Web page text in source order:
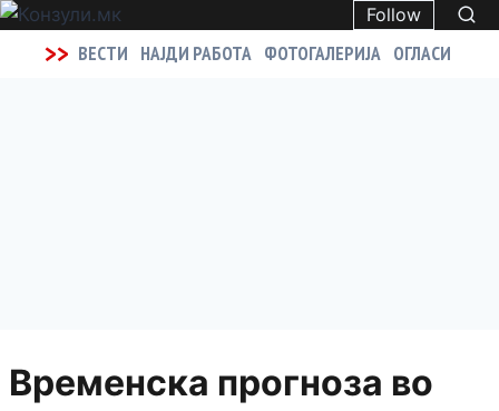
Follow
>> ВЕСТИ НАЈДИ РАБОТА ФОТОГАЛЕРИЈА ОГЛАСИ
Временска прогноза во